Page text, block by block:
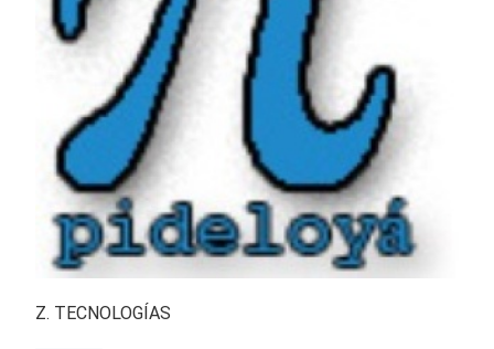
Z. TECNOLOGÍAS